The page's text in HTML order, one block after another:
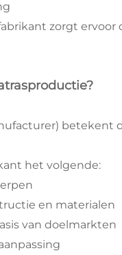
zorgt
het volgende:
en materialen
van doelmarkten